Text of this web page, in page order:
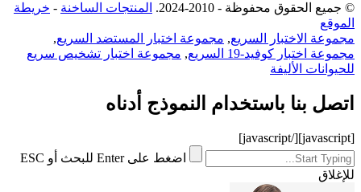
© جميع الحقوق محفوظة - 2010-2024. المنتجات الساخنة - خريطة
الموقع
مجموعة الاختبار السريع, مجموعة اختبار المستضد السريع,
مجموعة اختبار كوفيد-19 السريع
, مجموعة اختبار تشخيص سريع
للحيوانات الأليفة
اتصل بنا باستخدام النموذج أدناه
[javascript]
[/javascript]
اضغط على Enter للبحث أو ESC
للإغلاق